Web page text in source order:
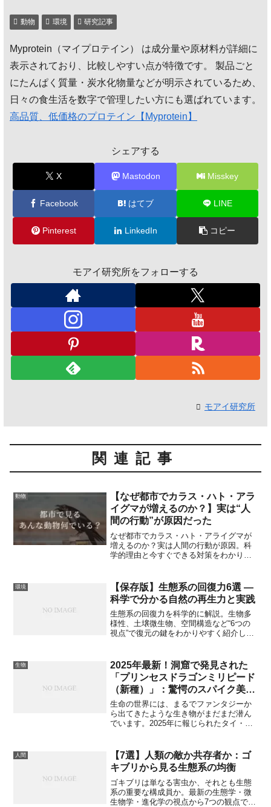
動物 環境 研究記事
Myprotein（マイプロテイン） は成分量や原材料が詳細に
表示されており、比較しやすい点が特徴です。 製品ごと
にたんぱく質量・炭水化物量などが明示されているため、
日々の食生活を数字で管理したい方にも選ばれています。
高品質、低価格のプロテイン【Myprotein】
シェアする
X Mastodon Misskey
Facebook はてブ LINE
Pinterest LinkedIn コピー
モアイ研究所をフォローする
モアイ研究所
関連記事
動物
【なぜ都市でカラス・ハト・アラ
イグマが増えるのか？】実は“人
間の行動”が原因だった
なぜ都市でカラス・ハト・アライグマが
増えるのか？実は人間の行動が原因。科
学的理由と今すぐできる対策をわかりや
環境
【保存版】生態系の回復力6選 —
科学で分かる自然の再生力と実践
生態系の回復力を科学的に解説。生物多
様性、土壌微生物、空間構造など“6つの
視点”で復元の鍵をわかりやすく紹介しま
生物
2025年最新！洞窟で発見された
「プリンセスドラゴンミリピード
（新種）」：驚愕のスパイク美と
DNA分析からわかる生物学的意
義
生命の世界には、まるでファンタジーか
ら出てきたような生き物がまだまだ潜ん
でいます。2025年に報じられたタイ・洞
リンセスドラゴンミリピード
（Desmoxytes chaofa）」は、進化、生
態、生物多様性の意味を考えさせる興味
深い存在です。本記事では、この新種ミ
リピードの発見の背景、形態、遺伝子分
析、そして科学的・保全的な意義を、で
人間
【7選】人類の敵か共存者か：ゴ
キブリから見る生態系の均衡
ゴキブリは単なる害虫か、それとも生態
系の重要な構成員か。最新の生態学・微
生物学・進化学の視点から7つの観点で解